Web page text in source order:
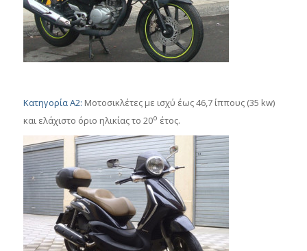
Κατηγορία Α2: Μοτοσικλέτες με ισχύ έως 46,7 ίππους (35 kw)
και ελάχιστο όριο ηλικίας το 20ο έτος.